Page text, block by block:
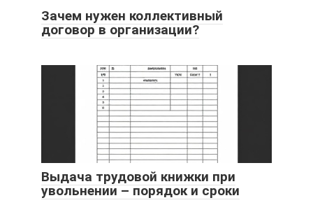
Зачем нужен коллективный
договор в организации?
Выдача трудовой книжки при
увольнении – порядок и сроки